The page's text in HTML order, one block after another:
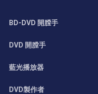
BD-DVD 開膛手
DVD 開膛手
藍光播放器
DVD製作者